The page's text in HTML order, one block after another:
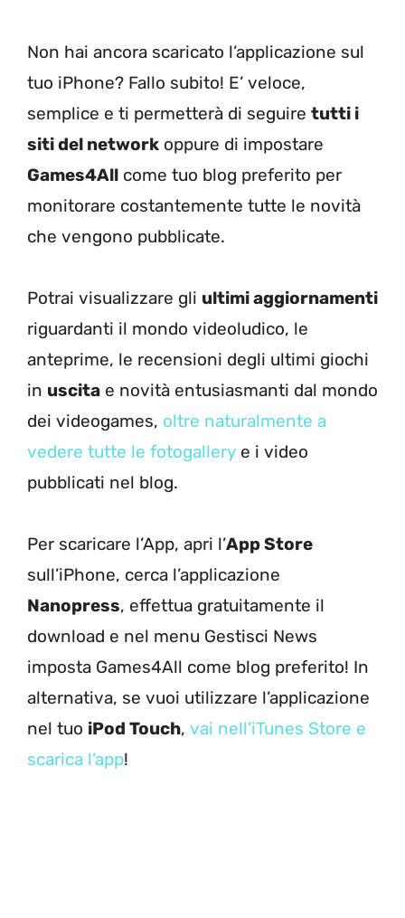
Non hai ancora scaricato l’applicazione sul
tuo iPhone? Fallo subito! E’ veloce,
semplice e ti permetterà di seguire tutti i
siti del network oppure di impostare
Games4All come tuo blog preferito per
monitorare costantemente tutte le novità
che vengono pubblicate.
Potrai visualizzare gli ultimi aggiornamenti
riguardanti il mondo videoludico, le
anteprime, le recensioni degli ultimi giochi
in uscita e novità entusiasmanti dal mondo
dei videogames, oltre naturalmente a
vedere tutte le fotogallery e i video
pubblicati nel blog.
Per scaricare l’App, apri l’App Store
sull’iPhone, cerca l’applicazione
Nanopress, effettua gratuitamente il
download e nel menu Gestisci News
imposta Games4All come blog preferito! In
alternativa, se vuoi utilizzare l’applicazione
nel tuo iPod Touch, vai nell’iTunes Store e
scarica l’app!